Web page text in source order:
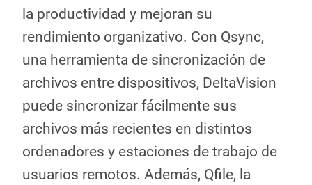
la productividad y mejoran su
rendimiento organizativo. Con Qsync,
una herramienta de sincronización de
archivos entre dispositivos, DeltaVision
puede sincronizar fácilmente sus
archivos más recientes en distintos
ordenadores y estaciones de trabajo de
usuarios remotos. Además, Qfile, la